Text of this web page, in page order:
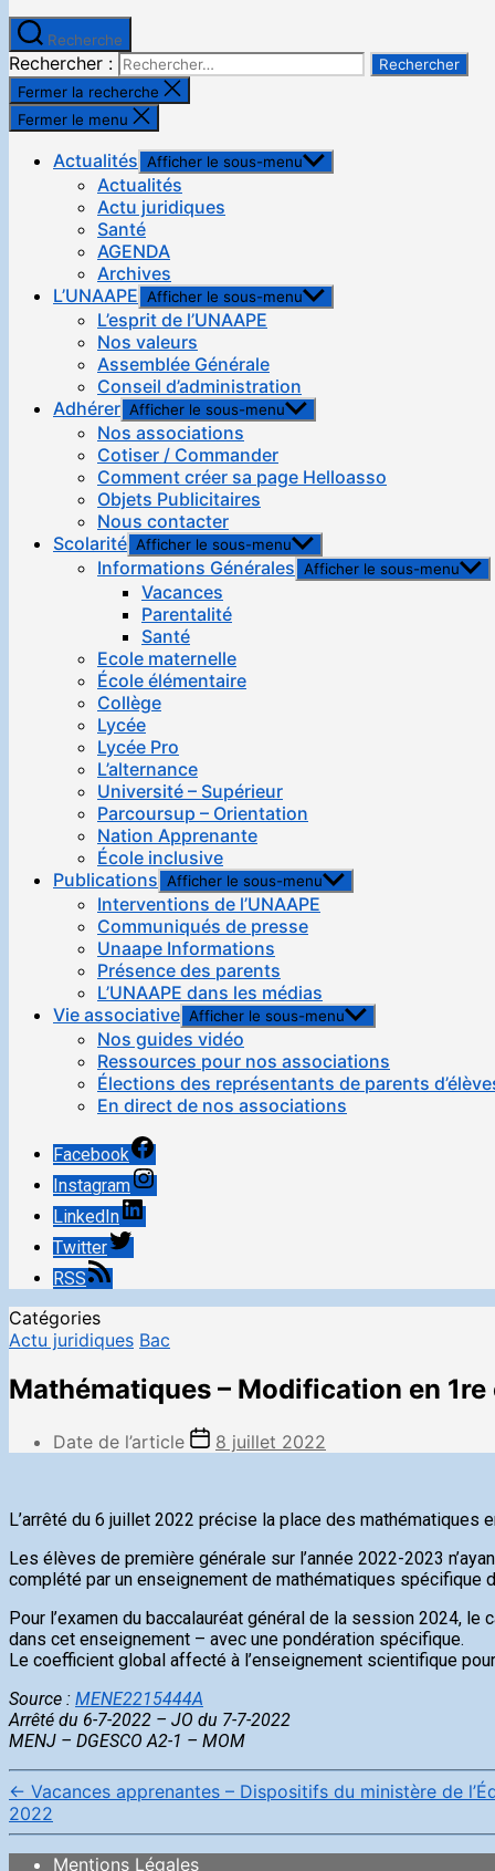
Recherche
Rechercher :
Fermer la recherche
Fermer le menu
Actualités Afficher le sous-menu
Actualités
Actu juridiques
Santé
AGENDA
Archives
L’UNAAPE Afficher le sous-menu
L’esprit de l’UNAAPE
Nos valeurs
Assemblée Générale
Conseil d’administration
Adhérer Afficher le sous-menu
Nos associations
Cotiser / Commander
Comment créer sa page Helloasso
Objets Publicitaires
Nous contacter
Scolarité Afficher le sous-menu
Informations Générales Afficher le sous-menu
Vacances
Parentalité
Santé
Ecole maternelle
École élémentaire
Collège
Lycée
Lycée Pro
L’alternance
Université – Supérieur
Parcoursup – Orientation
Nation Apprenante
École inclusive
Publications Afficher le sous-menu
Interventions de l’UNAAPE
Communiqués de presse
Unaape Informations
Présence des parents
L’UNAAPE dans les médias
Vie associative Afficher le sous-menu
Nos guides vidéo
Ressources pour nos associations
Élections des représentants de parents
En direct de nos associations
Facebook
Instagram
LinkedIn
Twitter
RSS
Catégories
Actu juridiques Bac
Mathématiques – Modification en
Date de l’article 8 juillet 2022
L’arrêté du 6 juillet 2022 précise la place des mathématiques
Les élèves de première générale sur l’année 2022-2023
complété par un enseignement de mathématiques spécifique
Pour l’examen du baccalauréat général de la session 2024,
dans cet enseignement – avec une pondération spécifique.
Le coefficient global affecté à l’enseignement scientifique
Source : MENE2215444A
Arrêté du 6-7-2022 – JO du 7-7-2022
MENJ – DGESCO A2-1 – MOM
← Vacances apprenantes – Dispositifs du ministère de
2022
Mentions Légales